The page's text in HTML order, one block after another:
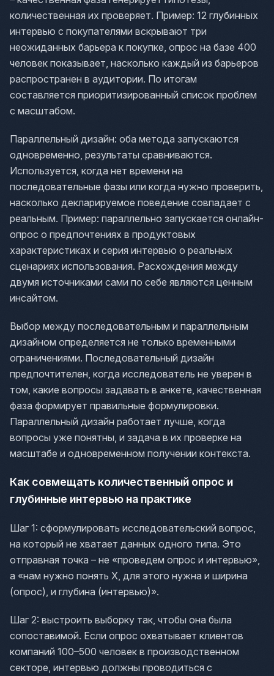
количественная их проверяет. Пример: 12 глубинных
интервью с покупателями вскрывают три
неожиданных барьера к покупке, опрос на базе 400
человек показывает, насколько каждый из барьеров
распространен в аудитории. По итогам
составляется приоритизированный список проблем
с масштабом.
Параллельный дизайн: оба метода запускаются
одновременно, результаты сравниваются.
Используется, когда нет времени на
последовательные фазы или когда нужно проверить,
насколько декларируемое поведение совпадает с
реальным. Пример: параллельно запускается онлайн-
опрос о предпочтениях в продуктовых
характеристиках и серия интервью о реальных
сценариях использования. Расхождения между
двумя источниками сами по себе являются ценным
инсайтом.
Выбор между последовательным и параллельным
дизайном определяется не только временными
ограничениями. Последовательный дизайн
предпочтителен, когда исследователь не уверен в
том, какие вопросы задавать в анкете, качественная
фаза формирует правильные формулировки.
Параллельный дизайн работает лучше, когда
вопросы уже понятны, и задача в их проверке на
масштабе и одновременном получении контекста.
Как совмещать количественный опрос и
глубинные интервью на практике
Шаг 1: сформулировать исследовательский вопрос,
на который не хватает данных одного типа. Это
отправная точка – не «проведем опрос и интервью»,
а «нам нужно понять X, для этого нужна и ширина
(опрос), и глубина (интервью)».
Шаг 2: выстроить выборку так, чтобы она была
сопоставимой. Если опрос охватывает клиентов
компаний 100–500 человек в производственном
секторе, интервью должны проводиться с